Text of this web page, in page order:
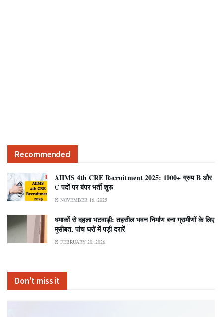
Recommended
AIIMS 4th CRE Recruitment 2025: 1000+ ग्रुप B और
C पदों पर बंपर भर्ती शुरू
NOVEMBER 16, 2025
धमाकों से दहला भटवाड़ी: तहसील भवन निर्माण बना ग्रामीणों के लिए
मुसीबत, पांच घरों में पड़ी दरारें
FEBRUARY 20, 2026
Don't miss it